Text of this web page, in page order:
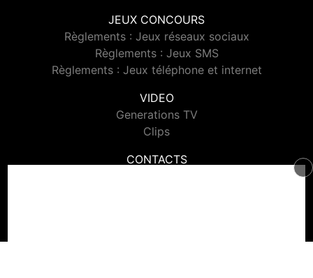
JEUX CONCOURS
Règlements : Jeux réseaux sociaux
Règlements : Jeux SMS
Règlements : Jeux téléphone et internet
VIDEO
Generations TV
Clips
CONTACTS